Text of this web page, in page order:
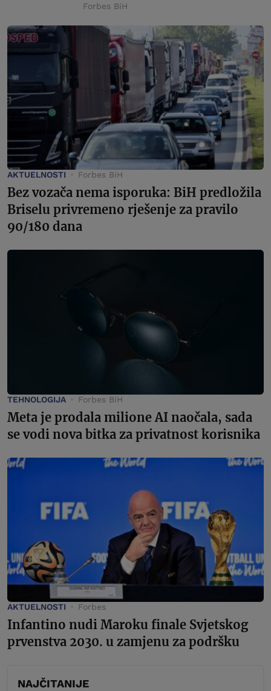
Forbes BiH
AKTUELNOSTI Forbes BiH
Bez vozača nema isporuka: BiH predložila
Briselu privremeno rješenje za pravilo
90/180 dana
TEHNOLOGIJA Forbes BiH
Meta je prodala milione AI naočala, sada
se vodi nova bitka za privatnost korisnika
AKTUELNOSTI Forbes
Infantino nudi Maroku finale Svjetskog
prvenstva 2030. u zamjenu za podršku
NAJČITANIJE